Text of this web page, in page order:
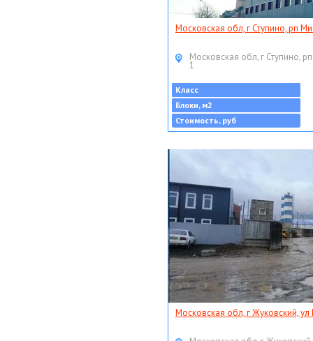
Московская обл, г Ступино, рп
Московская обл, г Ступино,
1
Класс
Блоки, м2
Стоимость, руб
Московская обл, г Жуковский,